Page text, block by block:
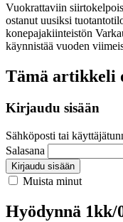
Vuokrattaviin
ostanut uusiksi
konepajakiinteistön
käynnistää vuoden
Tämä artikkeli
Kirjaudu sisään
Sähköposti tai
Salasana
Kirjaudu sisään
Muista minut
Hyödynnä 1kk/